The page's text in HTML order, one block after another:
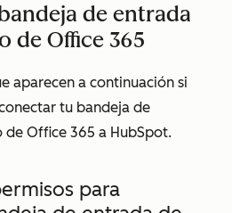
de entrada
de Office 365
aparecen a continuación si
tu bandeja de
Office 365 a HubSpot.
para